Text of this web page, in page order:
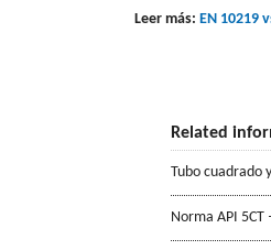
Leer más: EN 10219
Related
Tubo cuadrado
Norma API